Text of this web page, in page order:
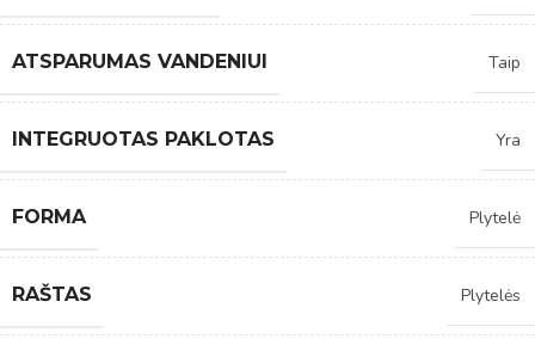
ATSPARUMAS VANDENIUI Taip
INTEGRUOTAS PAKLOTAS Yra
FORMA Plytelė
RAŠTAS Plytelės